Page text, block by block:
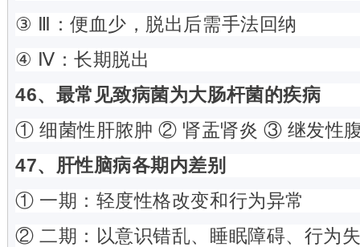
③ Ⅲ：便血少，脱出后需手法回纳
④ Ⅳ：长期脱出
46、最常见致病菌为大肠杆菌的疾病
① 细菌性肝脓肿 ② 肾盂肾炎 ③ 继发性
47、肝性脑病各期内差别
① 一期：轻度性格改变和行为异常
② 二期：以意识错乱、睡眠障碍、行为